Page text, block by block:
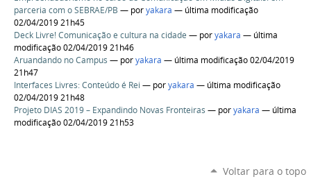
parceria com o SEBRAE/PB — poryakara — última modificação
02/04/2019 21h45
Deck Livre! Comunicação e cultura na cidade — poryakara — última
modificação 02/04/2019 21h46
Aruandando no Campus — poryakara — última modificação 02/04/2019
21h47
Interfaces Livres: Conteúdo é Rei — poryakara — última modificação
02/04/2019 21h48
Projeto DIAS 2019 – Expandindo Novas Fronteiras — poryakara — última
modificação 02/04/2019 21h53
Voltar para o topo